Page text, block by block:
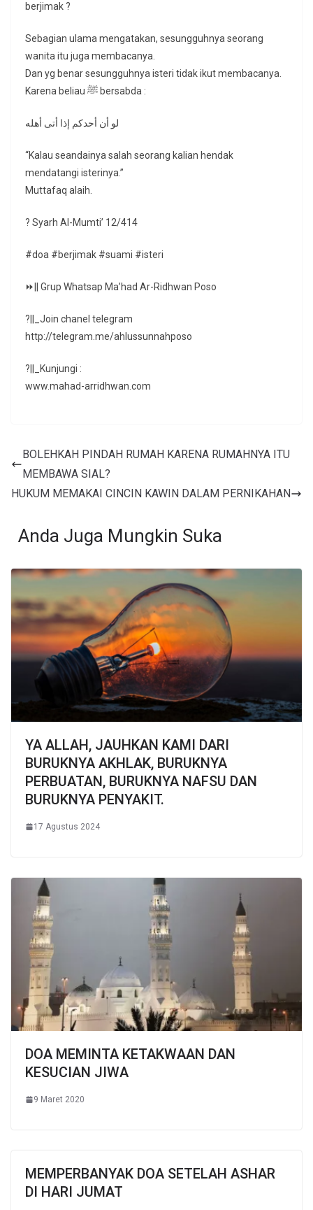
berjimak ?
Sebagian ulama mengatakan, sesungguhnya seorang
wanita itu juga membacanya.
Dan yg benar sesungguhnya isteri tidak ikut membacanya.
Karena beliau ﷺ bersabda :
لو أن أحدكم إذا أتى أهله
“Kalau seandainya salah seorang kalian hendak
mendatangi isterinya.”
Muttafaq alaih.
? Syarh Al-Mumti’ 12/414
#doa #berjimak #suami #isteri
⏩|| Grup Whatsap Ma’had Ar-Ridhwan Poso
?||_Join chanel telegram
http://telegram.me/ahlussunnahposo
?||_Kunjungi :
www.mahad-arridhwan.com
BOLEHKAH PINDAH RUMAH KARENA RUMAHNYA ITU
MEMBAWA SIAL?
HUKUM MEMAKAI CINCIN KAWIN DALAM PERNIKAHAN
Anda Juga Mungkin Suka
YA ALLAH, JAUHKAN KAMI DARI
BURUKNYA AKHLAK, BURUKNYA
PERBUATAN, BURUKNYA NAFSU DAN
BURUKNYA PENYAKIT.
17 Agustus 2024
DOA MEMINTA KETAKWAAN DAN
KESUCIAN JIWA
9 Maret 2020
MEMPERBANYAK DOA SETELAH ASHAR
DI HARI JUMAT